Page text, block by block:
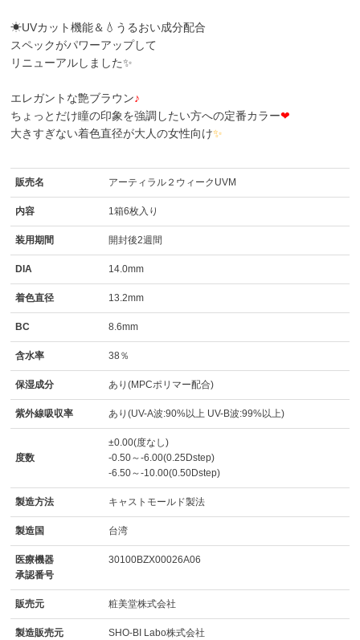
☀UVカット機能＆💧うるおい成分配合
スペックがパワーアップして
リニューアルしました✨
エレガントな艶ブラウン♪
ちょっとだけ瞳の印象を強調したい方への定番カラー❤
大きすぎない着色直径が大人の女性向け✨
販売名 アーティラル２ウィークUVM
内容 1箱6枚入り
装用期間 開封後2週間
DIA 14.0mm
着色直径 13.2mm
BC 8.6mm
含水率 38％
保湿成分 あり(MPCポリマー配合)
紫外線吸収率 あり(UV-A波:90%以上 UV-B波:99%以上)
度数
±0.00(度なし)
-0.50～-6.00(0.25Dstep)
-6.50～-10.00(0.50Dstep)
製造方法 キャストモールド製法
製造国 台湾
医療機器
承認番号
30100BZX00026A06
販売元 粧美堂株式会社
製造販売元 SHO-BI Labo株式会社